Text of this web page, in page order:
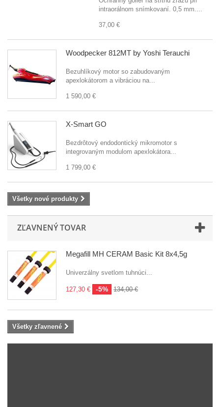
intraorálnom snímkovaní. 0,5 mm....
37,00 €
Woodpecker 812MT by Yoshi Terauchi
Bezuhlíkový motor so zabudovaným
apexlokátorom a vibráciou na...
1 590,00 €
X-Smart GO
Bezdrôtový endodontický mikromotor s
integrovaným modulom apexlokátora...
1 799,00 €
Všetky nové produkty
ZĽAVNENÝ TOVAR
Megafill MH CERAM Basic Kit 8x4,5g
Univerzálny svetlom tuhnúci...
127,30 € -5% 134,00 €
Všetky zľavnené